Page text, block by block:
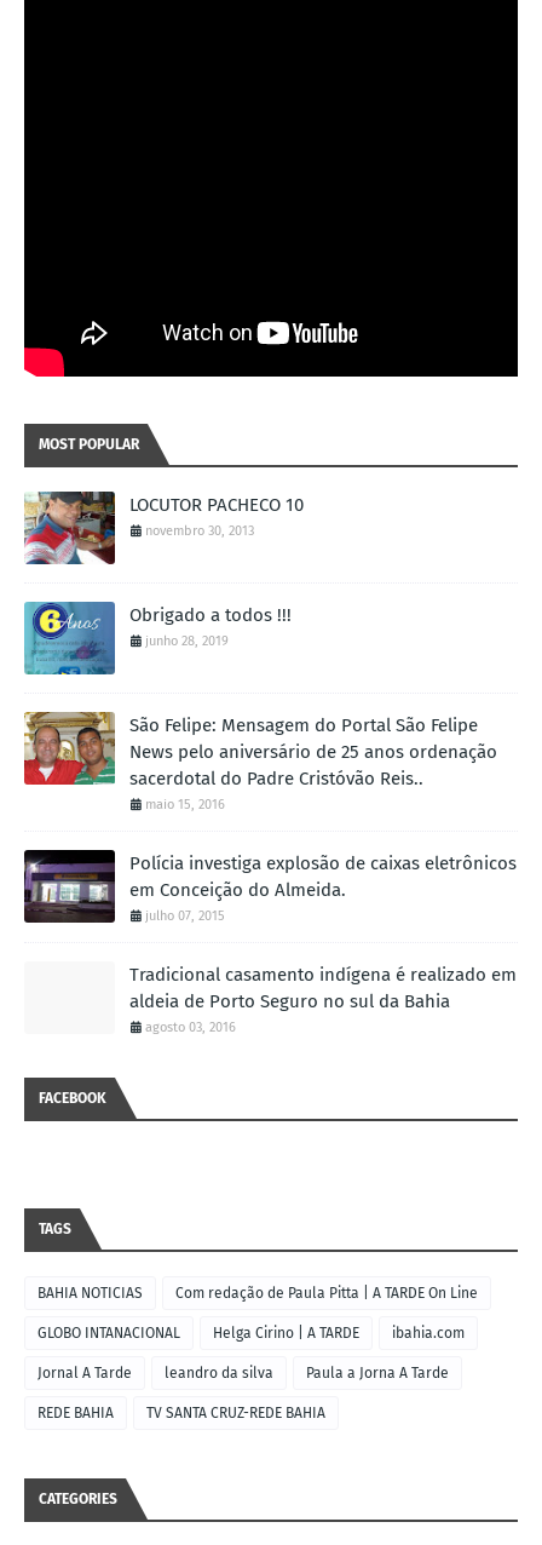
MOST POPULAR
LOCUTOR PACHECO 10
novembro 30, 2013
Obrigado a todos !!!
junho 28, 2019
São Felipe: Mensagem do Portal São Felipe
News pelo aniversário de 25 anos ordenação
sacerdotal do Padre Cristóvão Reis..
maio 15, 2016
Polícia investiga explosão de caixas eletrônicos
em Conceição do Almeida.
julho 07, 2015
Tradicional casamento indígena é realizado em
aldeia de Porto Seguro no sul da Bahia
agosto 03, 2016
FACEBOOK
TAGS
BAHIA NOTICIAS Com redação de Paula Pitta | A TARDE On Line
GLOBO INTANACIONAL Helga Cirino | A TARDE ibahia.com
Jornal A Tarde leandro da silva Paula a Jorna A Tarde
REDE BAHIA TV SANTA CRUZ-REDE BAHIA
CATEGORIES